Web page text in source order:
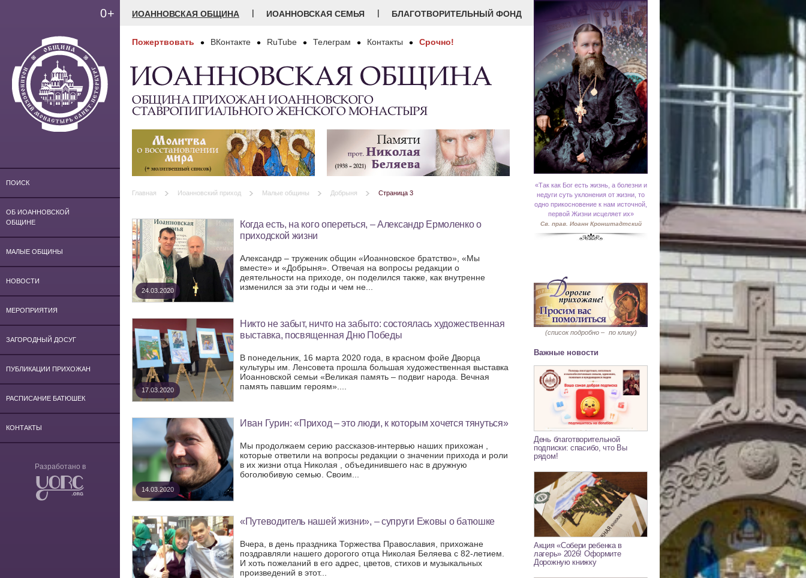
0+
ПОИСК
ОБ ИОАННОВСКОЙ
ОБЩИНЕ
МАЛЫЕ ОБЩИНЫ
НОВОСТИ
МЕРОПРИЯТИЯ
ЗАГОРОДНЫЙ ДОСУГ
ПУБЛИКАЦИИ ПРИХОЖАН
РАСПИСАНИЕ БАТЮШЕК
КОНТАКТЫ
Разработано в
ИОАННОВСКАЯ ОБЩИНА | ИОАННОВСКАЯ СЕМЬЯ | БЛАГОТВОРИТЕЛЬНЫЙ ФОНД
Пожертвовать ВКонтакте RuTube Телеграм Контакты Срочно!
ИОАННОВСКАЯ ОБЩИНА
ОБЩИНА ПРИХОЖАН ИОАННОВСКОГО
СТАВРОПИГИАЛЬНОГО ЖЕНСКОГО МОНАСТЫРЯ
Главная Иоанновский приход Малые общины Добрыня Страница 3
24.03.2020
Когда есть, на кого опереться, – Александр Ермоленко о
приходской жизни
Александр – труженик общин «Иоанновское братство», «Мы
вместе» и «Добрыня». Отвечая на вопросы редакции о
деятельности на приходе, он поделился также, как внутренне
изменился за эти годы и чем не...
17.03.2020
Никто не забыт, ничто на забыто: состоялась художественная
выставка, посвященная Дню Победы
В понедельник, 16 марта 2020 года, в красном фойе Дворца
культуры им. Ленсовета прошла большая художественная выставка
Иоанновской семьи «Великая память – подвиг народа. Вечная
память павшим героям»....
14.03.2020
Иван Гурин: «Приход – это люди, к которым хочется тянуться»
Мы продолжаем серию рассказов-интервью наших прихожан ,
которые ответили на вопросы редакции о значении прихода и роли
в их жизни отца Николая , объединившего нас в дружную
боголюбивую семью. Своим...
«Путеводитель нашей жизни», – супруги Ежовы о батюшке
Вчера, в день праздника Торжества Православия, прихожане
поздравляли нашего дорогого отца Николая Беляева с 82-летием.
И хоть пожеланий в его адрес, цветов, стихов и музыкальных
произведений в этот...
«Так как Бог есть жизнь, а болезни и
недуги суть уклонения от жизни, то
одно прикосновение к нам источной,
первой Жизни исцеляет их»
Св. прав. Иоанн Кронштадтский
(список подробно – по клику)
Важные новости
День благотворительной
подписки: спасибо, что Вы
рядом!
Акция «Собери ребенка в
лагерь» 2026! Оформите
Дорожную книжку